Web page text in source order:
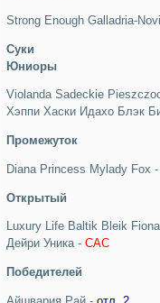
Strong Enough Galladria-
Суки
Юниоры
Violanda Sadeckie
Хэппи Хаски Идахо Блэк
Промежуток
Diana Princess Mylady Fox
Открытый
Luxury Life Baltik Bleik
Дейри Уника -САС
Победителей